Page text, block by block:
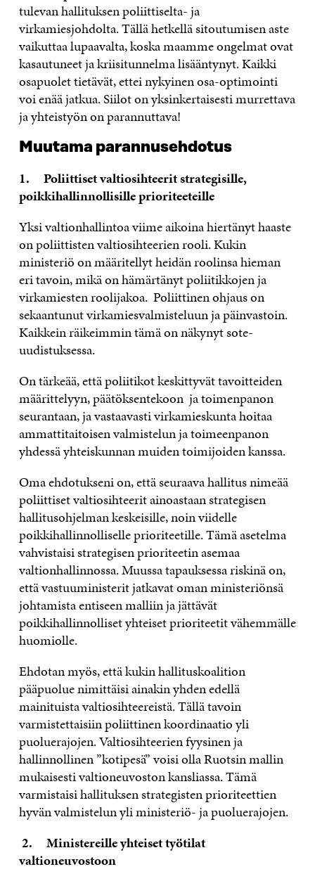
tulevan hallituksen poliittiselta- ja
virkamiesjohdolta. Tällä hetkellä sitoutumisen aste
vaikuttaa lupaavalta, koska maamme ongelmat ovat
kasautuneet ja kriisitunnelma lisääntynyt. Kaikki
osapuolet tietävät, ettei nykyinen osa-optimointi
voi enää jatkua. Siilot on yksinkertaisesti murrettava
ja yhteistyön on parannuttava!
Muutama parannusehdotus
1. Poliittiset valtiosihteerit strategisille,
poikkihallinnollisille prioriteeteille
Yksi valtionhallintoa viime aikoina hiertänyt haaste
on poliittisten valtiosihteerien rooli. Kukin
ministeriö on määritellyt heidän roolinsa hieman
eri tavoin, mikä on hämärtänyt poliitikkojen ja
virkamiesten roolijakoa. Poliittinen ohjaus on
sekaantunut virkamiesvalmisteluun ja päinvastoin.
Kaikkein räikeimmin tämä on näkynyt sote-
uudistuksessa.
On tärkeää, että poliitikot keskittyvät tavoitteiden
määrittelyyn, päätöksentekoon ja toimenpanon
seurantaan, ja vastaavasti virkamieskunta hoitaa
ammattitaitoisen valmistelun ja toimeenpanon
yhdessä yhteiskunnan muiden toimijoiden kanssa.
Oma ehdotukseni on, että seuraava hallitus nimeää
poliittiset valtiosihteerit ainoastaan strategisen
hallitusohjelman keskeisille, noin viidelle
poikkihallinnolliselle prioriteetille. Tämä asetelma
vahvistaisi strategisen prioriteetin asemaa
valtionhallinnossa. Muussa tapauksessa riskinä on,
että vastuuministerit jatkavat oman ministeriönsä
johtamista entiseen malliin ja jättävät
poikkihallinnolliset yhteiset prioriteetit vähemmälle
huomiolle.
Ehdotan myös, että kukin hallituskoalition
pääpuolue nimittäisi ainakin yhden edellä
mainituista valtiosihteereistä. Tällä tavoin
varmistettaisiin poliittinen koordinaatio yli
puoluerajojen. Valtiosihteerien fyysinen ja
hallinnollinen ”kotipesä” voisi olla Ruotsin mallin
mukaisesti valtioneuvoston kansliassa. Tämä
varmistaisi hallituksen strategisten prioriteettien
hyvän valmistelun yli ministeriö- ja puoluerajojen.
2. Ministereille yhteiset työtilat
valtioneuvostoon